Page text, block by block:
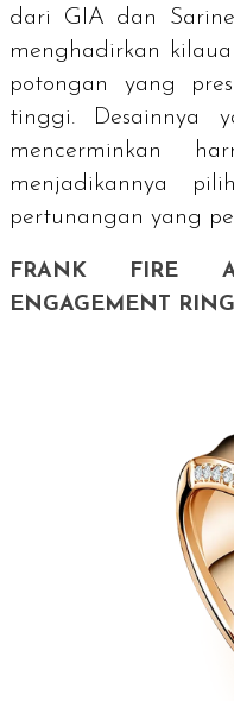
dari GIA dan
menghadirkan
potongan yang
tinggi. Desainnya
mencerminkan
menjadikannya
pertunangan yang
FRANK FIRE
ENGAGEMENT